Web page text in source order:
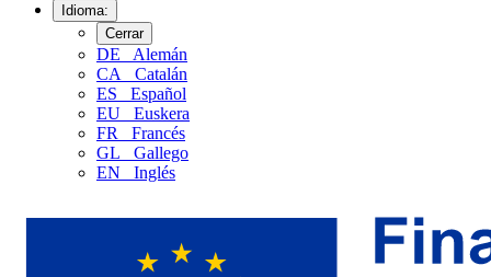
Idioma:
Cerrar
DE
Alemán
CA
Catalán
ES
Español
EU
Euskera
FR
Francés
GL
Gallego
EN
Inglés